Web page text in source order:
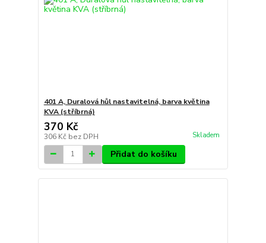
401 A, Duralová hůl nastavitelná, barva květina
KVA (stříbrná)
370 Kč
306 Kč bez DPH Skladem
Přidat do košíku